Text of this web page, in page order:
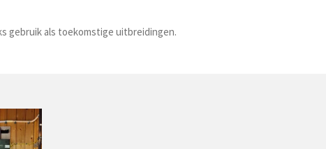
gebruik als toekomstige uitbreidingen.